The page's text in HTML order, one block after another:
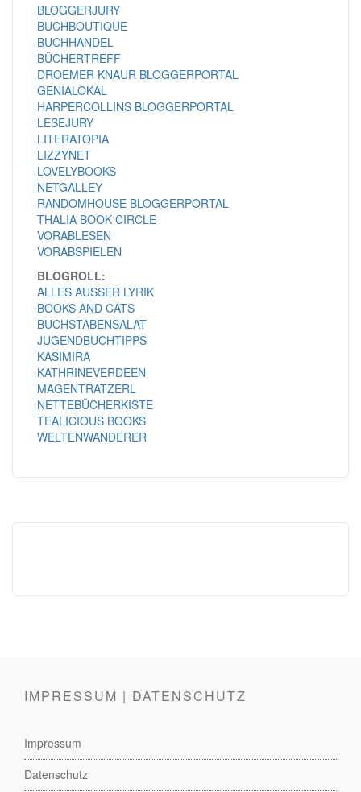
BLOGGERJURY
BUCHBOUTIQUE
BUCHHANDEL
BÜCHERTREFF
DROEMER KNAUR BLOGGERPORTAL
GENIALOKAL
HARPERCOLLINS BLOGGERPORTAL
LESEJURY
LITERATOPIA
LIZZYNET
LOVELYBOOKS
NETGALLEY
RANDOMHOUSE BLOGGERPORTAL
THALIA BOOK CIRCLE
VORABLESEN
VORABSPIELEN
BLOGROLL:
ALLES AUSSER LYRIK
BOOKS AND CATS
BUCHSTABENSALAT
JUGENDBUCHTIPPS
KASIMIRA
KATHRINEVERDEEN
MAGENTRATZERL
NETTEBÜCHERKISTE
TEALICIOUS BOOKS
WELTENWANDERER
IMPRESSUM | DATENSCHUTZ
Impressum
Datenschutz